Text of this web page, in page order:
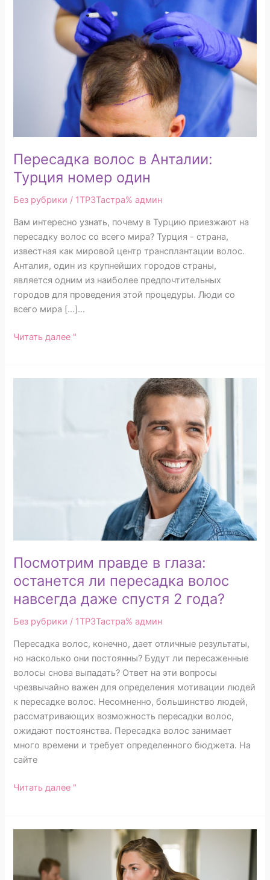
Пересадка волос в Анталии:
Турция номер один
Без рубрики / 1TP3Тастра% админ
Вам интересно узнать, почему в Турцию приезжают на
пересадку волос со всего мира? Турция - страна,
известная как мировой центр трансплантации волос.
Анталия, один из крупнейших городов страны,
является одним из наиболее предпочтительных
городов для проведения этой процедуры. Люди со
всего мира [...]...
Читать далее "
Посмотрим правде в глаза:
останется ли пересадка волос
навсегда даже спустя 2 года?
Без рубрики / 1TP3Тастра% админ
Пересадка волос, конечно, дает отличные результаты,
но насколько они постоянны? Будут ли пересаженные
волосы снова выпадать? Ответ на эти вопросы
чрезвычайно важен для определения мотивации людей
к пересадке волос. Несомненно, большинство людей,
рассматривающих возможность пересадки волос,
ожидают постоянства. Пересадка волос занимает
много времени и требует определенного бюджета. На
сайте
года?
Читать далее "
влияет